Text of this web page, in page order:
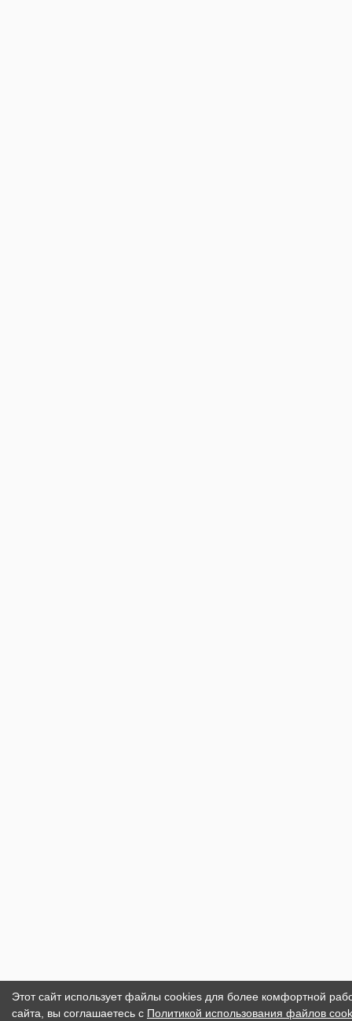
Этот сайт использует файлы cookies для более комфортной
сайта, вы соглашаетесь с Политикой использования файлов